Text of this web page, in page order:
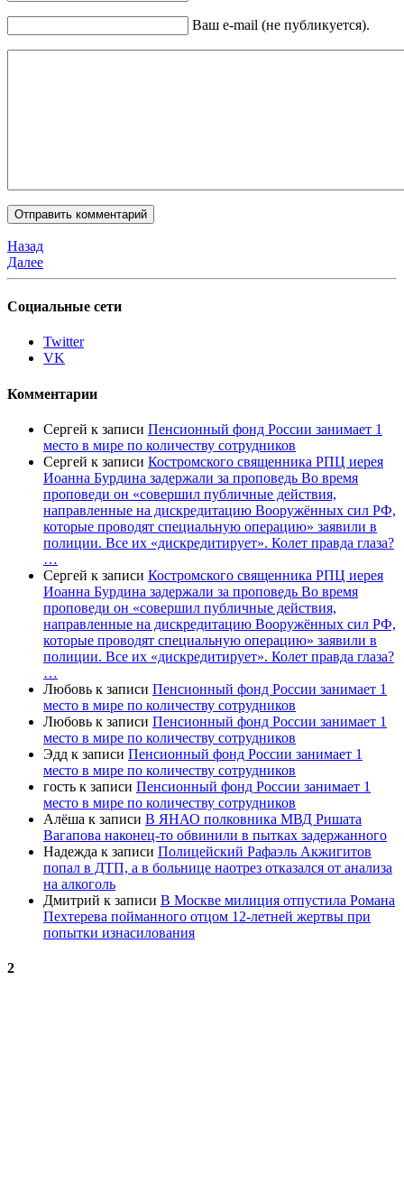
Ваш e-mail (не публикуется).
Назад
Далее
Социальные сети
Twitter
VK
Комментарии
Сергей к записи Пенсионный фонд России занимает 1
место в мире по количеству сотрудников
Сергей к записи Костромского священника РПЦ иерея
Иоанна Бурдина задержали за проповедь Во время
проповеди он «совершил публичные действия,
направленные на дискредитацию Вооружённых сил РФ,
которые проводят специальную операцию» заявили в
полиции. Все их «дискредитирует». Колет правда глаза?
…
Сергей к записи Костромского священника РПЦ иерея
Иоанна Бурдина задержали за проповедь Во время
проповеди он «совершил публичные действия,
направленные на дискредитацию Вооружённых сил РФ,
которые проводят специальную операцию» заявили в
полиции. Все их «дискредитирует». Колет правда глаза?
…
Любовь к записи Пенсионный фонд России занимает 1
место в мире по количеству сотрудников
Любовь к записи Пенсионный фонд России занимает 1
место в мире по количеству сотрудников
Эдд к записи Пенсионный фонд России занимает 1
место в мире по количеству сотрудников
гость к записи Пенсионный фонд России занимает 1
место в мире по количеству сотрудников
Алёша к записи В ЯНАО полковника МВД Ришата
Вагапова наконец-то обвинили в пытках задержанного
Надежда к записи Полицейский Рафаэль Акжигитов
попал в ДТП, а в больнице наотрез отказался от анализа
на алкоголь
Дмитрий к записи В Москве милиция отпустила Романа
Пехтерева пойманного отцом 12-летней жертвы при
попытки изнасилования
2